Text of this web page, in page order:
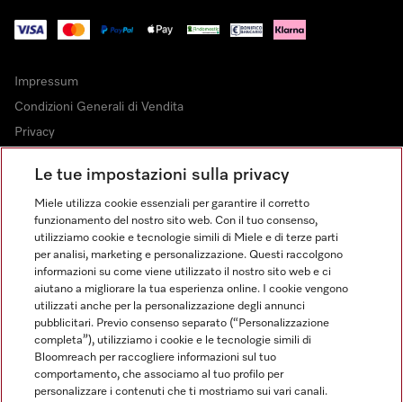
Impressum
Condizioni Generali di Vendita
Privacy
Dichiarazione di Accessibilità
Modulo di recesso
Legge sui servizi digitali
Impostazioni cookie
FINANZIAMENTO FINO A 50 MESI CON OPZIONE 10 E TASSO
ZERO
Le tue impostazioni sulla privacy
Miele utilizza cookie essenziali per garantire il corretto
funzionamento del nostro sito web. Con il tuo consenso,
utilizziamo cookie e tecnologie simili di Miele e di terze parti
per analisi, marketing e personalizzazione. Questi raccolgono
informazioni su come viene utilizzato il nostro sito web e ci
aiutano a migliorare la tua esperienza online. I cookie vengono
utilizzati anche per la personalizzazione degli annunci
pubblicitari. Previo consenso separato (“Personalizzazione
completa”), utilizziamo i cookie e le tecnologie simili di
Bloomreach per raccogliere informazioni sul tuo
comportamento, che associamo al tuo profilo per
personalizzare i contenuti che ti mostriamo sui vari canali.